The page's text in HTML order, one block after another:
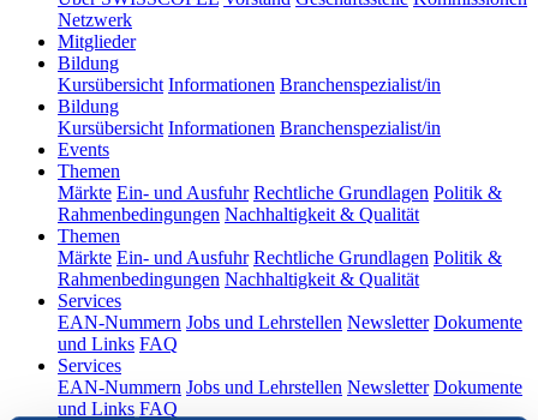
Netzwerk
Mitglieder(current)
Bildung(current)
Kursübersicht Informationen Branchenspezialist/in
Bildung(current)
Kursübersicht Informationen Branchenspezialist/in
Events(current)
Themen
Märkte Ein- und Ausfuhr Rechtliche Grundlagen Politik &
Rahmenbedingungen Nachhaltigkeit & Qualität
Themen
Märkte Ein- und Ausfuhr Rechtliche Grundlagen Politik &
Rahmenbedingungen Nachhaltigkeit & Qualität
Services(current)
EAN-Nummern Jobs und Lehrstellen Newsletter Dokumente
und Links FAQ
Services(current)
EAN-Nummern Jobs und Lehrstellen Newsletter Dokumente
und Links FAQ